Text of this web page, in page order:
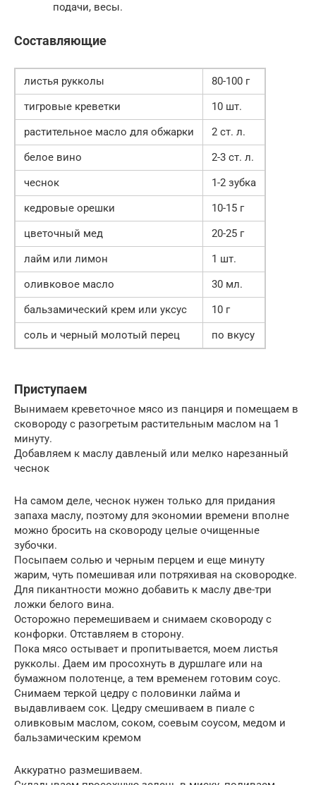
подачи, весы.
Составляющие
листья рукколы
80-100 г
тигровые креветки
10 шт.
растительное масло для обжарки
2 ст. л.
белое вино
2-3 ст. л.
чеснок
1-2 зубка
кедровые орешки
10-15 г
цветочный мед
20-25 г
лайм или лимон
1 шт.
оливковое масло
30 мл.
бальзамический крем или уксус
10 г
соль и черный молотый перец
по вкусу
Приступаем
Вынимаем креветочное мясо из панциря и помещаем в
сковороду с разогретым растительным маслом на 1
минуту.
Добавляем к маслу давленый или мелко нарезанный
чеснок
На самом деле, чеснок нужен только для придания
запаха маслу, поэтому для экономии времени вполне
можно бросить на сковороду целые очищенные
зубочки.
Посыпаем солью и черным перцем и еще минуту
жарим, чуть помешивая или потряхивая на сковородке.
Для пикантности можно добавить к маслу две-три
ложки белого вина.
Осторожно перемешиваем и снимаем сковороду с
конфорки. Отставляем в сторону.
Пока мясо остывает и пропитывается, моем листья
рукколы. Даем им просохнуть в дуршлаге или на
бумажном полотенце, а тем временем готовим соус.
Снимаем теркой цедру с половинки лайма и
выдавливаем сок. Цедру смешиваем в пиале с
оливковым маслом, соком, соевым соусом, медом и
бальзамическим кремом
Аккуратно размешиваем.